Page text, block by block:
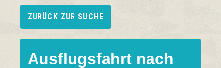
ZURÜCK ZUR SUCHE
Ausflugsfahrt nach